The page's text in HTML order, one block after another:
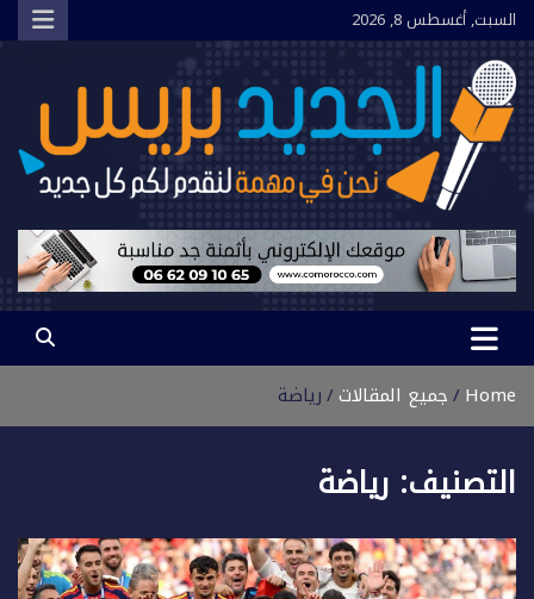
Skip
to
content
السبت, أغسطس 8, 2026
الجديد بريس
نحن في مهمة لنقدم لكم كل جديد
Home جميع المقالات رياضة
التصنيف: رياضة